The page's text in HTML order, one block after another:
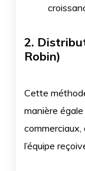
2.
Robin)
Cette
manière
l’équipe